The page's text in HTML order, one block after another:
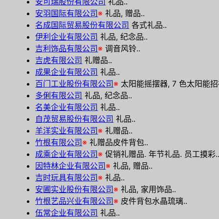
安羽国际有限公司 ※礼品, 赠品..
名成国际贸易股份有限公司 各式礼品..
伊利企业有限公司 礼品, 纪念品..
吉利饰品有限公司 ※调音风铃..
吉虎有限公司 礼赠品..
成果企业有限公司 礼品..
百门工业股份有限公司 ※ 太阳能摇摆器, 7 色太阳能
多俐有限公司 礼品, 纪念品..
名美企业有限公司 礼品..
自茂贸易股份有限公司 礼品..
羊洋实业有限公司 ※礼赠品..
竹根有限公司 ※礼赠品皮件背包..
成乘企业有限公司 ※促销礼赠品. 年节礼品. 员工摸彩..
因特林企业有限公司 ※礼品, 赠品..
吉时玩具有限公司 ※礼品..
安圃实业股份有限公司 ※礼品, 家用饰品..
竹根艺品兴业有限公司 ※ 皮件背包水晶琉璃..
伍常企业有限公司 礼品..